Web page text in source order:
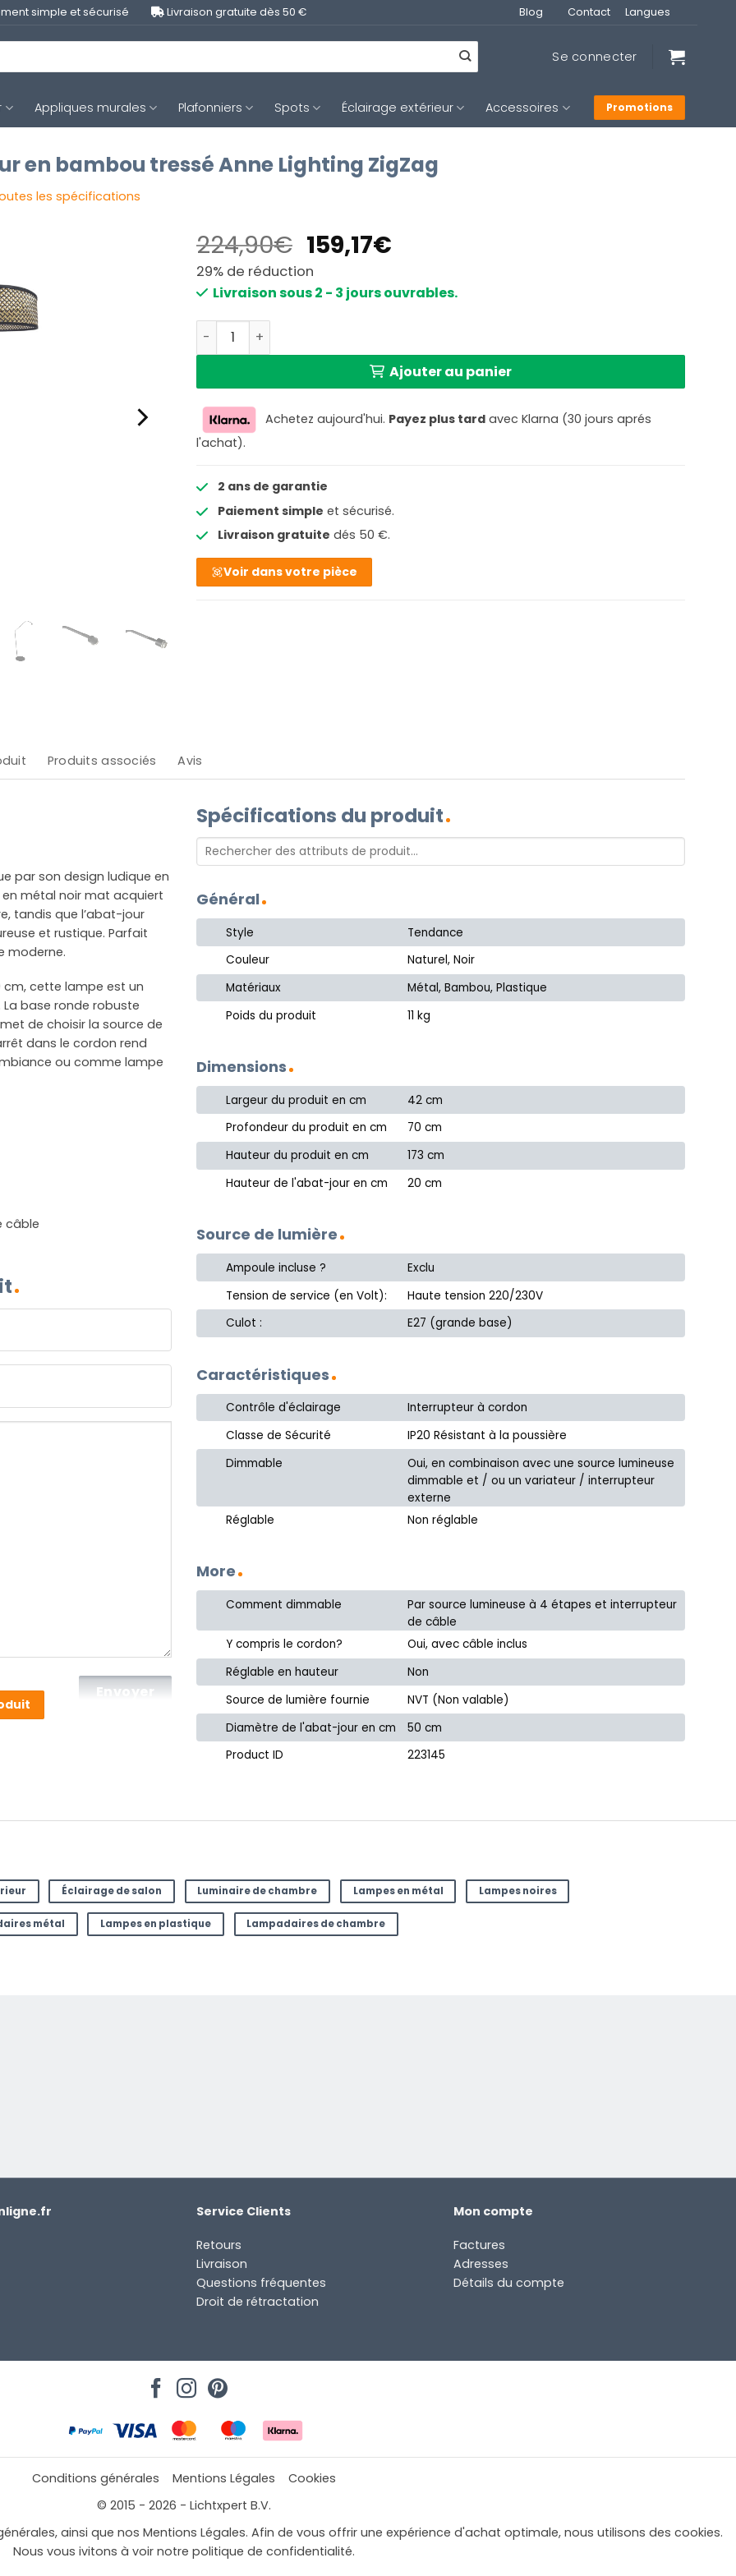
simple et sécurisé Livraison gratuite dès 50 € Blog Contact Langues
Se connecter
Appliques murales Plafonniers Spots Éclairage extérieur Accessoires Promotions
en bambou tressé Anne Lighting ZigZag
les spécifications
224,90€ Le
prix
initial
159,17€Le
actuel
29% de réduction
Livraison sous 2 - 3 jours ouvrables.
quantité de Lampadaire noir avec abat-jour en bambou tressé Anne Lighting
Ajouter au panier
Achetez aujourd'hui. Payez plus tard avec Klarna (30 jours aprés
l'achat).
2 ans de garantie
Paiement simple et sécurisé.
Livraison gratuite dés 50 €.
Voir dans votre pièce
Produits associés Avis
par son design ludique en
métal noir mat acquiert
tandis que l’abat-jour
et rustique. Parfait
moderne.
cm, cette lampe est un
base ronde robuste
de choisir la source de
dans le cordon rend
ou comme lampe
câble
à
Spécifications du produit
Général
Style
Tendance
Couleur
Naturel, Noir
Matériaux
Métal, Bambou, Plastique
Poids du produit
11 kg
Dimensions
Largeur du produit en cm
42 cm
Profondeur du produit en cm
70 cm
Hauteur du produit en cm
173 cm
Hauteur de l'abat-jour en cm
20 cm
Source de lumière
Ampoule incluse ?
Exclu
Tension de service (en Volt):
Haute tension 220/230V
Culot :
E27 (grande base)
Caractéristiques
Contrôle d'éclairage
Interrupteur à cordon
Classe de Sécurité
IP20 Résistant à la poussière
Dimmable
Oui, en combinaison avec une source lumineuse
dimmable et / ou un variateur / interrupteur
externe
Réglable
Non réglable
More
Comment dimmable
Par source lumineuse à 4 étapes et interrupteur
de câble
Y compris le cordon?
Oui, avec câble inclus
Réglable en hauteur
Non
Source de lumière fournie
NVT (Non valable)
Diamètre de l'abat-jour en cm
50 cm
Product ID
223145
Éclairage de salon Luminaire de chambre Lampes en métal Lampes noires
métal Lampes en plastique Lampadaires de chambre
Service Clients
Retours
Livraison
Questions fréquentes
Droit de rétractation
Mon compte
Factures
Adresses
Détails du compte
Conditions générales Mentions Légales
Cookies
© 2015 - 2026 - Lichtxpert B.V.
ainsi que nos Mentions Légales. Afin de vous offrir une expérience d'achat optimale, nous utilisons des cookies.
Nous vous ivitons à voir notre politique de confidentialité.